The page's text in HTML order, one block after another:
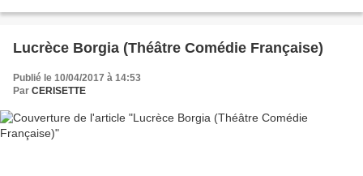
Lucrèce Borgia (Théâtre Comédie Française)
Publié le 10/04/2017 à 14:53
Par CERISETTE